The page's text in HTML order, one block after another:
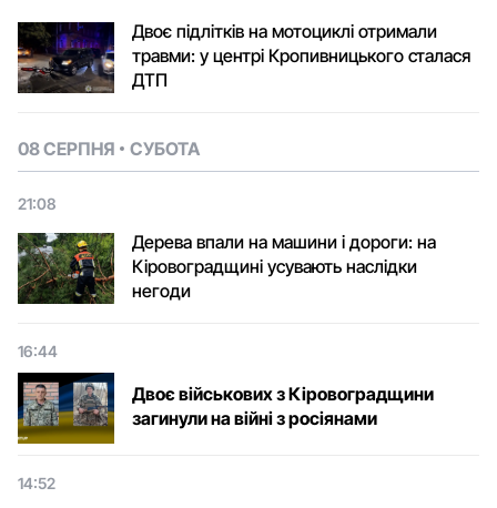
Двоє підлітків на мотоциклі отримали
травми: у центрі Кропивницького сталася
ДТП
08 СЕРПНЯ СУБОТА
21:08
Дерева впали на машини і дороги: на
Кіровоградщині усувають наслідки
негоди
16:44
Двоє військових з Кіровоградщини
загинули на війні з росіянами
14:52